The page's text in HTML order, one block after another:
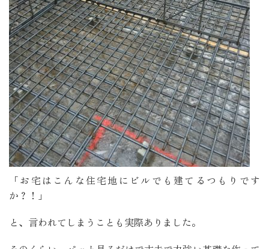
「お宅はこんな住宅地にビルでも建てるつもりです
か？！」
と、言われてしまうことも実際ありました。